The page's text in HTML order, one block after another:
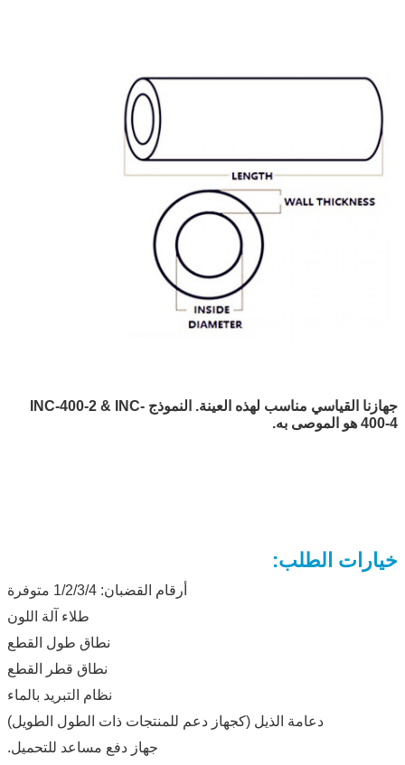
جهازنا القياسي مناسب لهذه العينة. النموذج INC-400-2 & INC-
400-4 هو الموصى به.
خيارات الطلب:
أرقام القضبان: 1/2/3/4 متوفرة
طلاء آلة اللون
نطاق طول القطع
نطاق قطر القطع
نظام التبريد بالماء
دعامة الذيل (كجهاز دعم للمنتجات ذات الطول الطويل)
جهاز دفع مساعد للتحميل.